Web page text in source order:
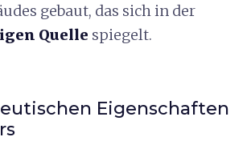
gebaut, das sich in der
Quelle spiegelt.
Eigenschaften